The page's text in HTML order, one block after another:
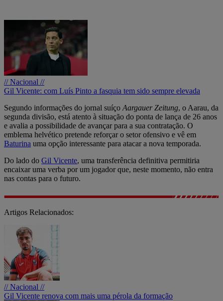
// Nacional //
Gil Vicente: com Luís Pinto a fasquia tem sido sempre elevada
Segundo informações do jornal suíço Aargauer Zeitung, o Aarau, da
segunda divisão, está atento à situação do ponta de lança de 26 anos
e avalia a possibilidade de avançar para a sua contratação. O
emblema helvético pretende reforçar o setor ofensivo e vê em
Baturina uma opção interessante para atacar a nova temporada.
Do lado do Gil Vicente, uma transferência definitiva permitiria
encaixar uma verba por um jogador que, neste momento, não entra
nas contas para o futuro.
Artigos Relacionados:
// Nacional //
Gil Vicente renova com mais uma pérola da formação